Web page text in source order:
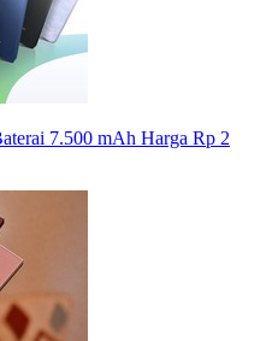
7.500 mAh Harga Rp 2